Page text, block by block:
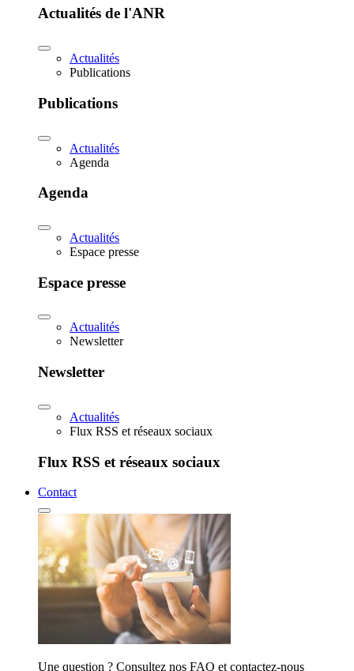
Actualités de l'ANR
Actualités
Publications
Publications
Actualités
Agenda
Agenda
Actualités
Espace presse
Espace presse
Actualités
Newsletter
Newsletter
Actualités
Flux RSS et réseaux sociaux
Flux RSS et réseaux sociaux
Contact
Une question ? Consultez nos FAQ et contactez-nous